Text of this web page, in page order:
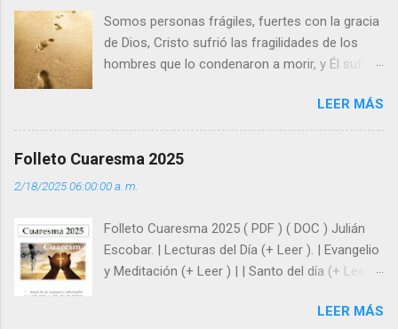
s
Somos personas frágiles, fuertes con la gracia
de Dios, Cristo sufrió las fragilidades de los
hombres que lo condenaron a morir, y Él sufrió
enseña Jesucristo? Que, si seguimos sus
huellas, sin ser superhombres, podemos
siempre está pendiente de nosotros. Amar es
y protegidos por nosotros. “ Señor, soy un
árbol sin frutos, pero tú me das la savia para
que al menos mis ramas y hojas den sombra
super hombre? - ¿Superas tu fragilidad con la
LEER MÁS
Folleto Cuaresma 2025
2/18/2025 06:00:00 a. m.
Folleto Cuaresma 2025 ( PDF ) ( DOC ) Julián
Escobar. | Lecturas del Día (+ Leer ). | Evangelio
y Meditación (+ Leer ) | | Santo del día (+ Leer )
LEER MÁS